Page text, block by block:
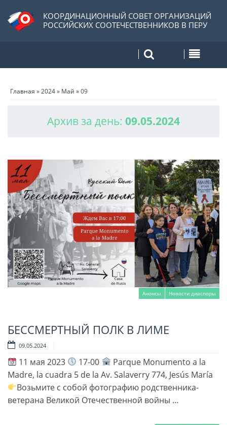
КООРДИНАЦИОННЫЙ СОВЕТ ОРГАНИЗАЦИЙ
РОССИЙСКИХ СООТЕЧЕСТВЕННИКОВ В ПЕРУ
Главная »2024» Май »09
Архив за день: 09.05.2024
Анонсы Новости диаспоры
Читать далее
БЕССМЕРТНЫЙ ПОЛК В ЛИМЕ
09.05.2024
11 мая 2023 17-00
Parque Monumento a la
Madre, la cuadra 5 de la Av. Salaverry 774, Jesús María
Возьмите с собой фотографию родственника-
ветерана Великой Отечественной войны …